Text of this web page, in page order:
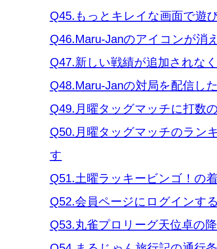
Q45.もっとキレイな画面で遊
Q46.Maru-Janのアイコンが消
Q47.新しい戦績が追加されな
Q48.Maru-Janの対局を配信し
Q49.月曜タッグマッチに打数
Q50.月曜タッグマッチのラン
す
Q51.土曜ラッキービンゴ！の
Q52.会員ページにログインす
Q53.丸雀プロリーグ天位卓の